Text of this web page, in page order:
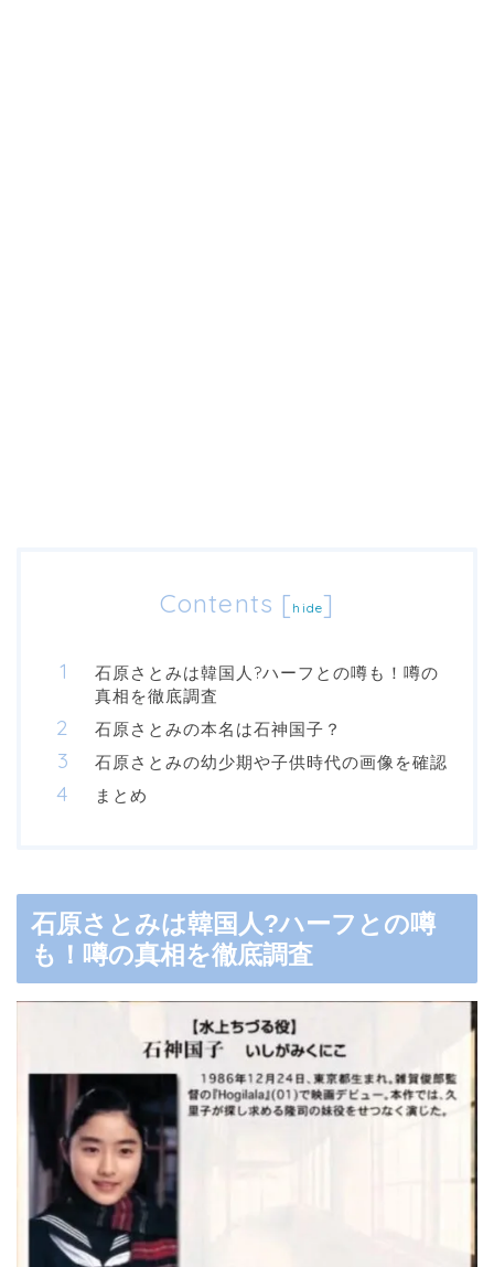
Contents [ hide]
石原さとみは韓国人?ハーフとの噂も！噂の
真相を徹底調査
石原さとみの本名は石神国子？
石原さとみの幼少期や子供時代の画像を確認
まとめ
石原さとみは韓国人?ハーフとの噂
も！噂の真相を徹底調査